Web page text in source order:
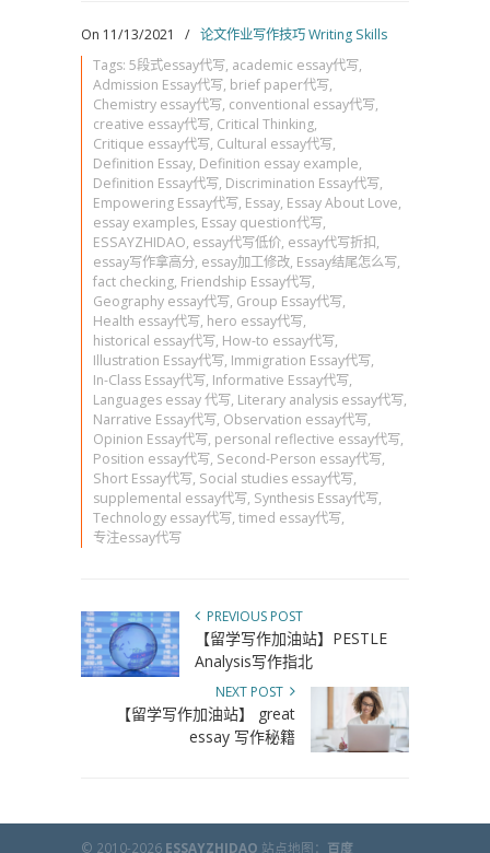
On 11/13/2021 / 论文作业写作技巧 Writing Skills
Tags: 5段式essay代写, academic essay代写,
Admission Essay代写, brief paper代写,
Chemistry essay代写, conventional essay代写,
creative essay代写, Critical Thinking,
Critique essay代写, Cultural essay代写,
Definition Essay, Definition essay example,
Definition Essay代写, Discrimination Essay代写,
Empowering Essay代写, Essay, Essay About Love,
essay examples, Essay question代写,
ESSAYZHIDAO, essay代写低价, essay代写折扣,
essay写作拿高分, essay加工修改, Essay结尾怎么写,
fact checking, Friendship Essay代写,
Geography essay代写, Group Essay代写,
Health essay代写, hero essay代写,
historical essay代写, How-to essay代写,
Illustration Essay代写, Immigration Essay代写,
In-Class Essay代写, Informative Essay代写,
Languages essay 代写, Literary analysis essay代写,
Narrative Essay代写, Observation essay代写,
Opinion Essay代写, personal reflective essay代写,
Position essay代写, Second-Person essay代写,
Short Essay代写, Social studies essay代写,
supplemental essay代写, Synthesis Essay代写,
Technology essay代写, timed essay代写,
专注essay代写
PREVIOUS POST
【留学写作加油站】PESTLE
Analysis写作指北
NEXT POST
【留学写作加油站】 great
essay 写作秘籍
© 2010-2026 ESSAYZHIDAO 站点地图： 百度